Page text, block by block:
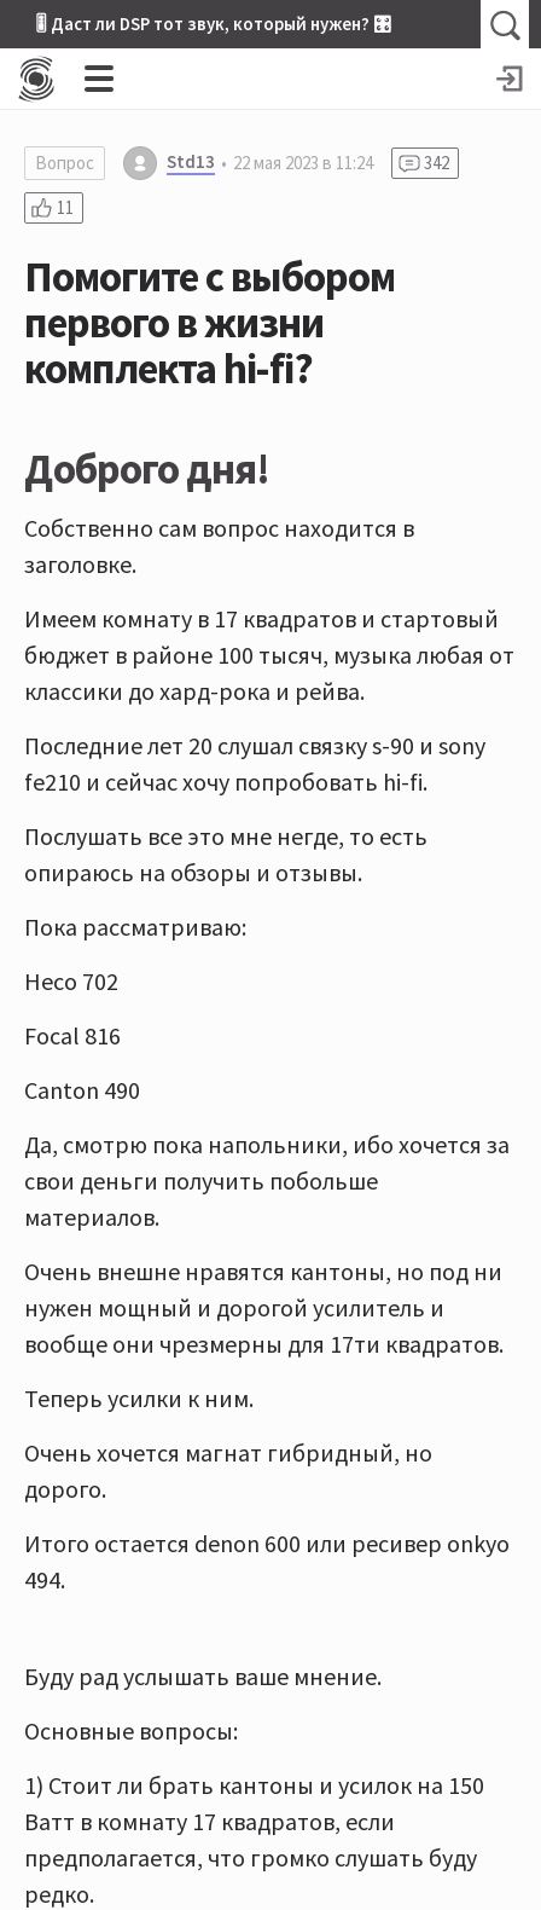
🎚 Даст ли DSP тот звук, который нужен? 🎛
Вопрос Std13 22 мая 2023 в 11:24
342
11
Помогите с выбором
первого в жизни
комплекта hi-fi?
Доброго дня!
Собственно сам вопрос находится в
заголовке.
Имеем комнату в 17 квадратов и стартовый
бюджет в районе 100 тысяч, музыка любая от
классики до хард-рока и рейва.
Последние лет 20 слушал связку s-90 и sony
fe210 и сейчас хочу попробовать hi-fi.
Послушать все это мне негде, то есть
опираюсь на обзоры и отзывы.
Пока рассматриваю:
Heco 702
Focal 816
Canton 490
Да, смотрю пока напольники, ибо хочется за
свои деньги получить побольше
материалов.
Очень внешне нравятся кантоны, но под ни
нужен мощный и дорогой усилитель и
вообще они чрезмерны для 17ти квадратов.
Теперь усилки к ним.
Очень хочется магнат гибридный, но
дорого.
Итого остается denon 600 или ресивер onkyo
494.
Буду рад услышать ваше мнение.
Основные вопросы:
1) Стоит ли брать кантоны и усилок на 150
Ватт в комнату 17 квадратов, если
предполагается, что громко слушать буду
редко.